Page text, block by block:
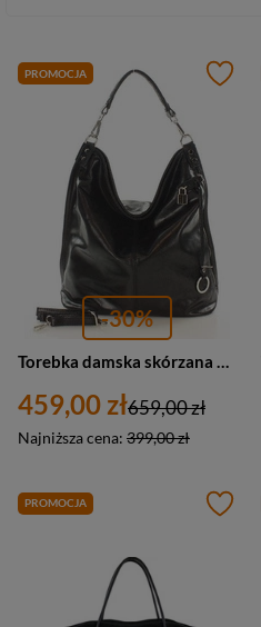
PROMOCJA
-30%
Torebka damska skórzana worek shopper bag czarny A4 Marco Mazzini s92a
459,00 zł
Najniższa cena: 399,00 zł
659,00 zł
PROMOCJA